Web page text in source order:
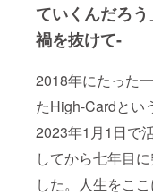
ていくんだろ
禍を抜けて-
2018年にたった
たHigh-Cardとい
2023年1月1日で
してから七年目
した。人生をこ